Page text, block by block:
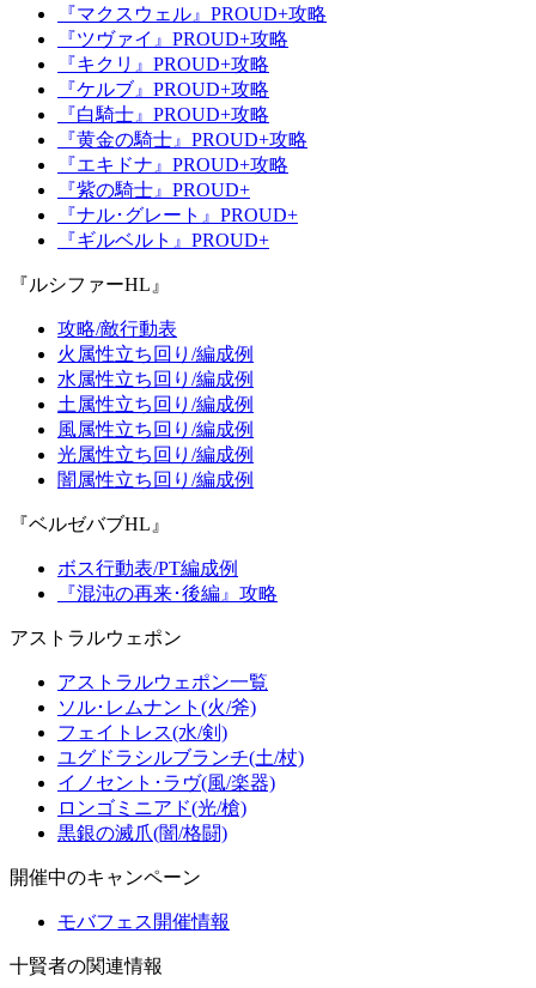
『マクスウェル』PROUD+攻略
『ツヴァイ』PROUD+攻略
『キクリ』PROUD+攻略
『ケルブ』PROUD+攻略
『白騎士』PROUD+攻略
『黄金の騎士』PROUD+攻略
『エキドナ』PROUD+攻略
『紫の騎士』PROUD+
『ナル･グレート』PROUD+
『ギルベルト』PROUD+
『ルシファーHL』
攻略/敵行動表
火属性立ち回り/編成例
水属性立ち回り/編成例
土属性立ち回り/編成例
風属性立ち回り/編成例
光属性立ち回り/編成例
闇属性立ち回り/編成例
『ベルゼバブHL』
ボス行動表/PT編成例
『混沌の再来･後編』攻略
アストラルウェポン
アストラルウェポン一覧
ソル･レムナント(火/斧)
フェイトレス(水/剣)
ユグドラシルブランチ(土/杖)
イノセント･ラヴ(風/楽器)
ロンゴミニアド(光/槍)
黒銀の滅爪(闇/格闘)
開催中のキャンペーン
モバフェス開催情報
十賢者の関連情報